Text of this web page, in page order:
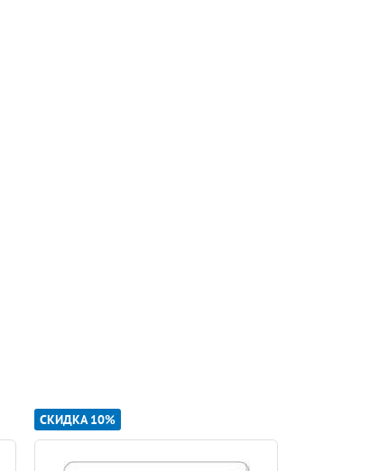
универсальных учебных действий.
используя свое мастерство, опыт,
информационным порталам для
СКИДКА 10%